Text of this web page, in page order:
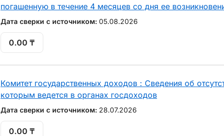
погашенную в течение 4 месяцев со дня ее
Дата сверки с источником: 05.08.2026
0.00 ₸
Комитет государственных доходов : Сведения об
которым ведется в органах госдоходов
Дата сверки с источником: 28.07.2026
0.00 ₸